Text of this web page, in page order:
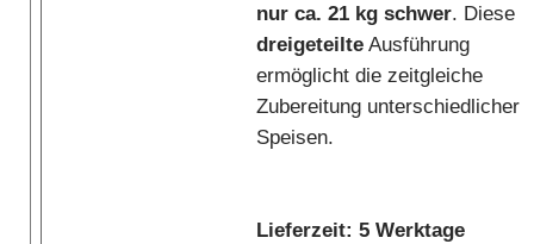
nur ca. 21 kg schwer. Diese
dreigeteilte Ausführung
ermöglicht die zeitgleiche
Zubereitung unterschiedlicher
Speisen.
Lieferzeit: 5 Werktage